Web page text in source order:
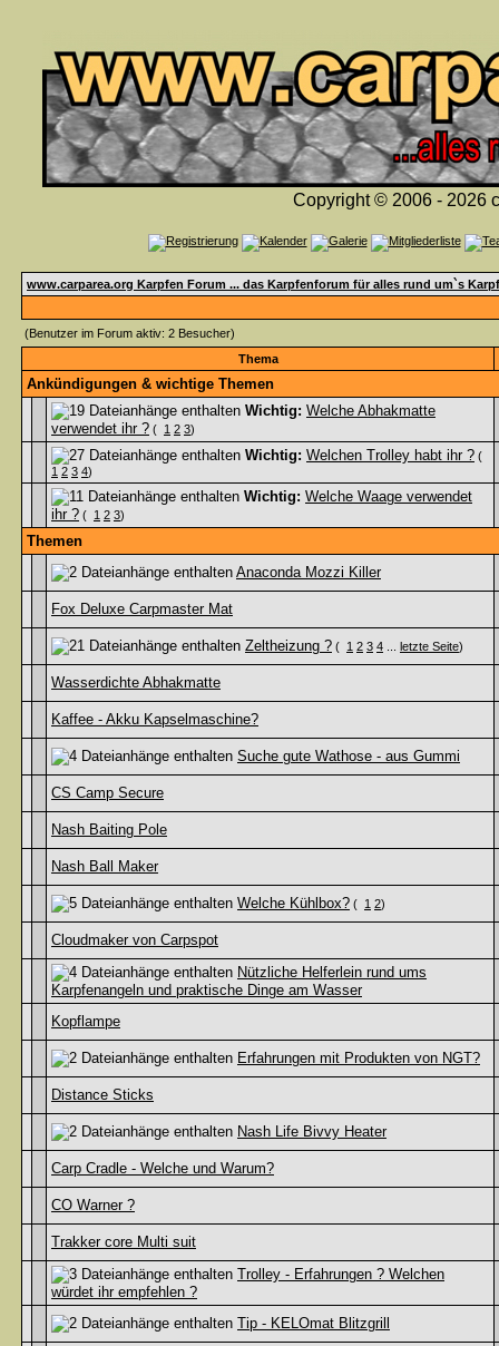
Copyright © 2006 - 2026
www.carparea.org Karpfen Forum ... das Karpfenforum für alles rund um`s
(Benutzer im Forum aktiv: 2 Besucher)
Thema
Ankündigungen & wichtige Themen
Wichtig: Welche Abhakmatte
verwendet ihr ? ( 1 2 3)
Wichtig: Welchen Trolley habt ihr ? (
1 2 3 4)
Wichtig: Welche Waage verwendet
ihr ? ( 1 2 3)
Themen
Anaconda Mozzi Killer
Fox Deluxe Carpmaster Mat
Zeltheizung ? ( 1 2 3 4 letzte Seite)
Wasserdichte Abhakmatte
Kaffee - Akku Kapselmaschine?
Suche gute Wathose - aus Gummi
CS Camp Secure
Nash Baiting Pole
Nash Ball Maker
Welche Kühlbox? ( 1 2)
Cloudmaker von Carpspot
Nützliche Helferlein rund ums
Karpfenangeln und praktische Dinge am Wasser
Kopflampe
Erfahrungen mit Produkten von NGT?
Distance Sticks
Nash Life Bivvy Heater
Carp Cradle - Welche und Warum?
CO Warner ?
Trakker core Multi suit
Trolley - Erfahrungen ? Welchen
würdet ihr empfehlen ?
Tip - KELOmat Blitzgrill